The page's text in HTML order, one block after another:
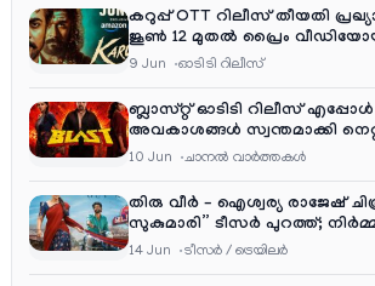
കറുപ്പ് OTT റിലീസ് തീയതി
ജൂൺ 12 മുതൽ പ്രൈം
9 Jun ഓടിടി റിലീസ്
ബ്ലാസ്റ്റ് ഓടിടി റിലീസ് എപ്പോൾ
അവകാശങ്ങൾ സ്വന്തമാക്കി
10 Jun ചാനല്‍ വാര്‍ത്തകള്‍
തിരു വീർ – ഐശ്വര്യ രാജേഷ്
സുകുമാരി” ടീസർ പുറത്ത്;
എന്റർടൈൻമെന്റ്‌സ്
14 Jun ടീസര്‍ / ട്രെയിലര്‍